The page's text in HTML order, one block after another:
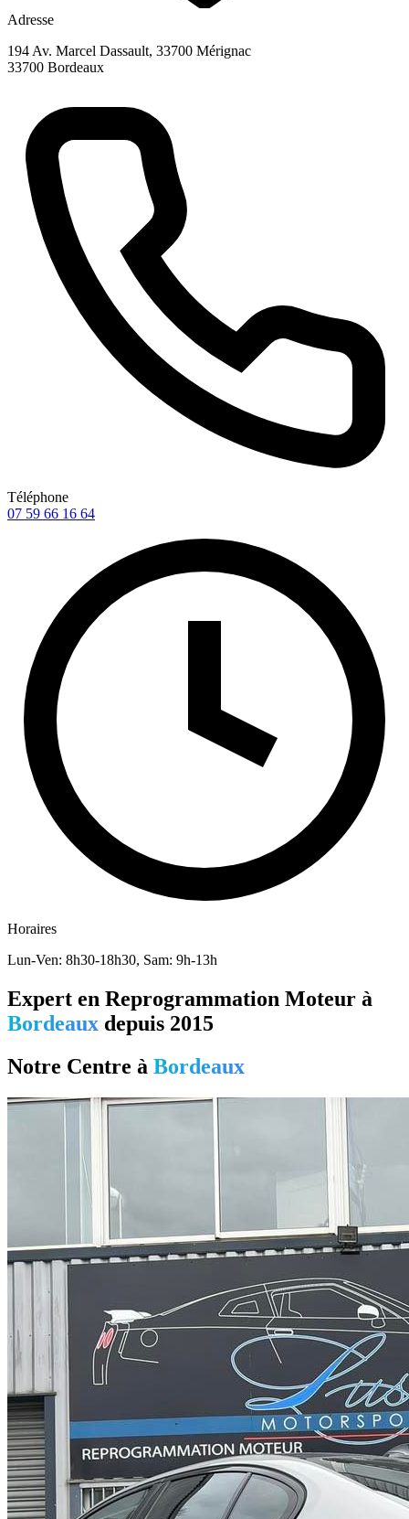
Adresse
194 Av. Marcel Dassault, 33700 Mérignac
33700 Bordeaux
Téléphone
07 59 66 16 64
Horaires
Lun-Ven: 8h30-18h30, Sam: 9h-13h
Expert en Reprogrammation Moteur à
Bordeaux depuis 2015
Notre Centre à Bordeaux